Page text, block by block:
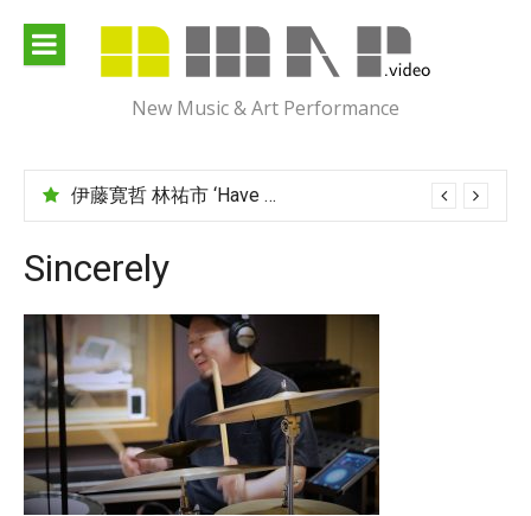
content
New Music & Art Performance
伊藤寛哲 林祐市 ‘Have You Met Ms Jones?’
Sincerely